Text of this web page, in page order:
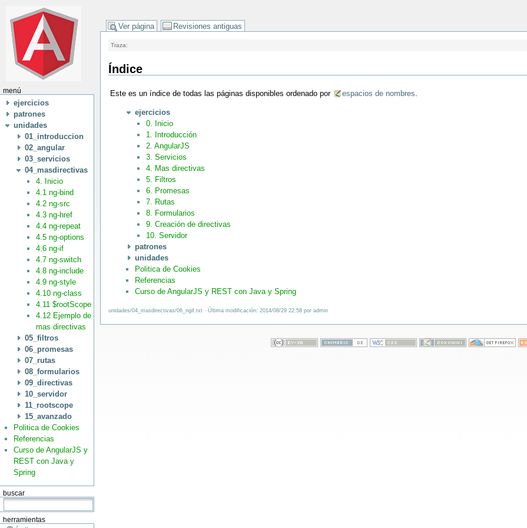
menú
ejercicios
patrones
unidades
01_introduccion
02_angular
03_servicios
04_masdirectivas
4. Inicio
4.1 ng-bind
4.2 ng-src
4.3 ng-href
4.4 ng-repeat
4.5 ng-options
4.6 ng-if
4.7 ng-switch
4.8 ng-include
4.9 ng-style
4.10 ng-class
4.11 $rootScope
4.12 Ejemplo de
mas directivas
05_filtros
06_promesas
07_rutas
08_formularios
09_directivas
10_servidor
11_rootscope
15_avanzado
Politica de Cookies
Referencias
Curso de AngularJS y
REST con Java y
Spring
buscar
herramientas
Ver página Revisiones antiguas
Traza:
Índice
Este es un índice de todas las páginas disponibles ordenado por espacios de nombres
ejercicios
0. Inicio
1. Introducción
2. AngularJS
3. Servicios
4. Mas directivas
5. Filtros
6. Promesas
7. Rutas
8. Formularios
9. Creación de directivas
10. Servidor
patrones
unidades
Politica de Cookies
Referencias
Curso de AngularJS y REST con Java y Spring
unidades/04_masdirectivas/06_ngif.txt · Última modificación: 2014/08/29 22:58 por admin